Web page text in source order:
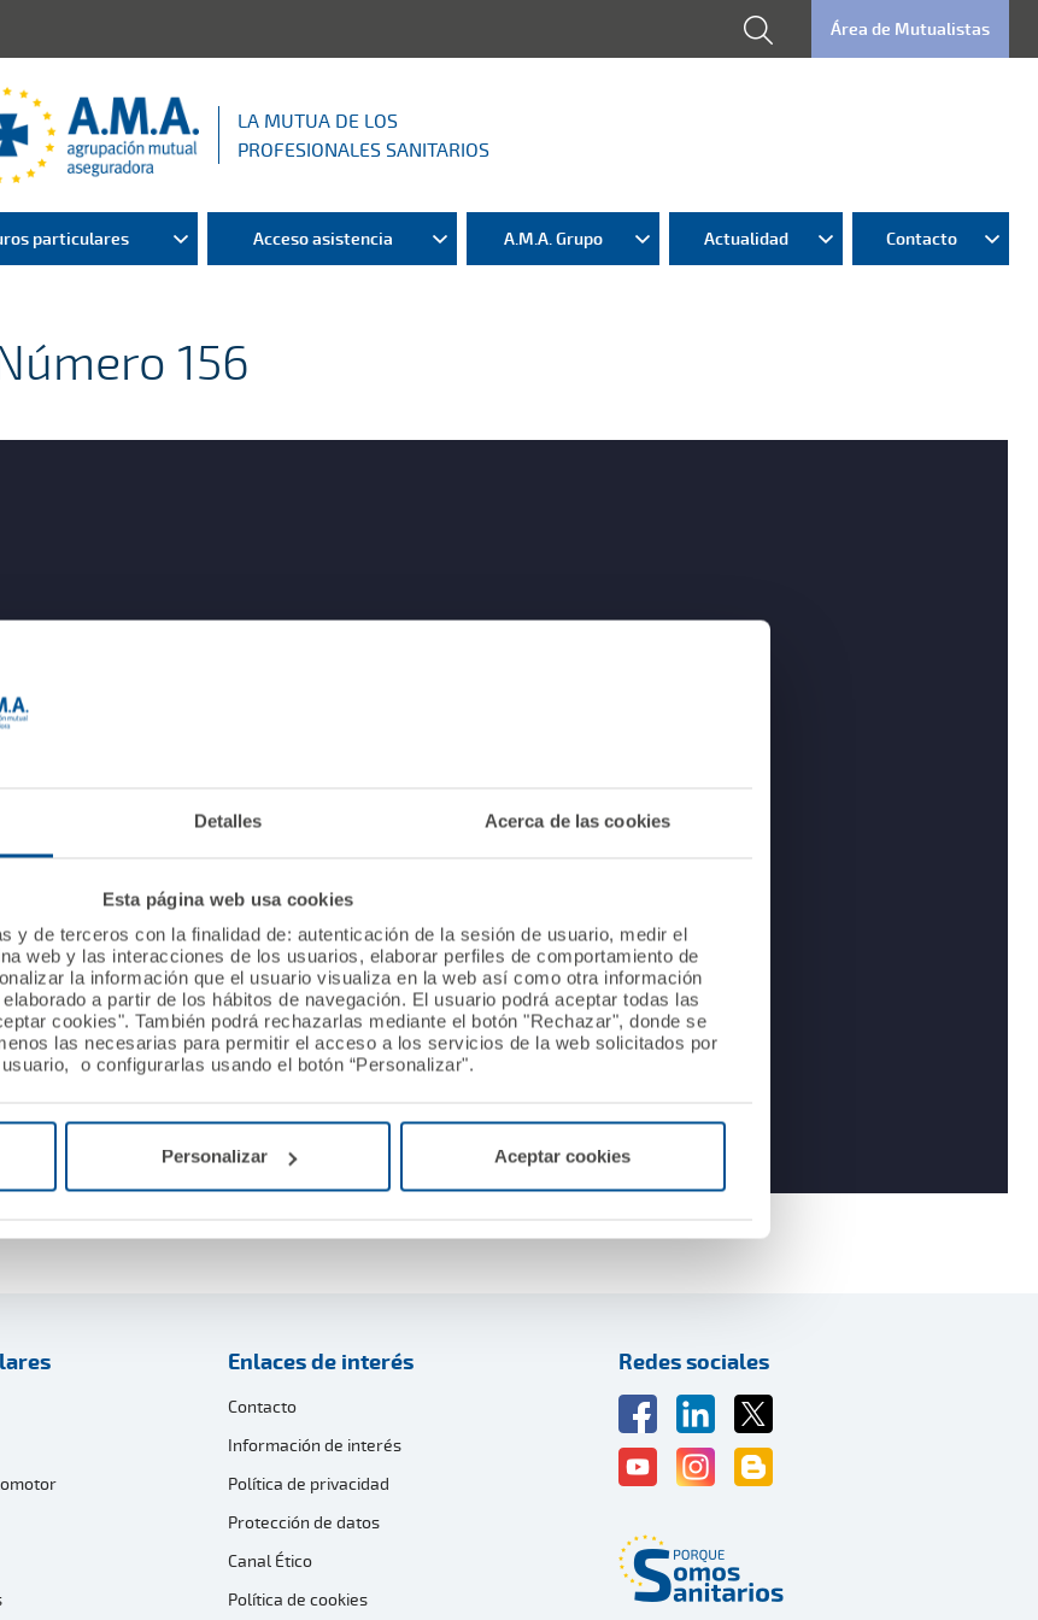
Detalles Acerca de las cookies
Esta página web usa cookies
y de terceros con la finalidad de: autenticación de la sesión de usuario, medir el
web y las interacciones de los usuarios, elaborar perfiles de comportamiento de
la información que el usuario visualiza en la web así como otra información
a partir de los hábitos de navegación. El usuario podrá aceptar todas las
cookies". También podrá rechazarlas mediante el botón "Rechazar", donde se
las necesarias para permitir el acceso a los servicios de la web solicitados por
o configurarlas usando el botón “Personalizar".
Personalizar Aceptar cookies
Área de Mutualistas
LA MUTUA DE LOS
PROFESIONALES SANITARIOS
particulares Acceso asistencia A.M.A. Grupo Actualidad Contacto
156
Enlaces de interés
Contacto
Información de interés
Política de privacidad
Protección de datos
Canal Ético
Política de cookies
Redes sociales